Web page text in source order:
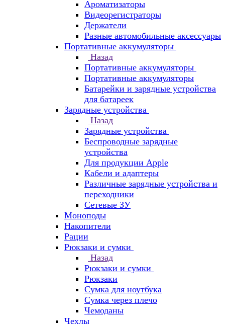
Ароматизаторы
Видеорегистраторы
Держатели
Разные автомобильные аксессуары
Портативные аккумуляторы
Назад
Портативные аккумуляторы
Портативные аккумуляторы
Батарейки и зарядные устройства
для батареек
Зарядные устройства
Назад
Зарядные устройства
Беспроводные зарядные
устройства
Для продукции Apple
Кабели и адаптеры
Различные зарядные устройства и
переходники
Сетевые ЗУ
Моноподы
Накопители
Рации
Рюкзаки и сумки
Назад
Рюкзаки и сумки
Рюкзаки
Сумка для ноутбука
Сумка через плечо
Чемоданы
Чехлы